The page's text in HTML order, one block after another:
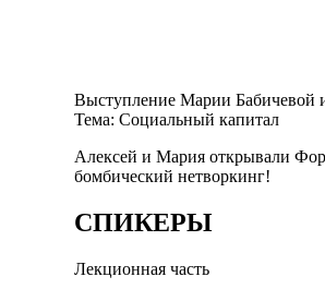
Выступление Марии Бабичевой
Тема: Социальный капитал
Алексей и Мария открывали
бомбический нетворкинг!
СПИКЕРЫ
Лекционная часть